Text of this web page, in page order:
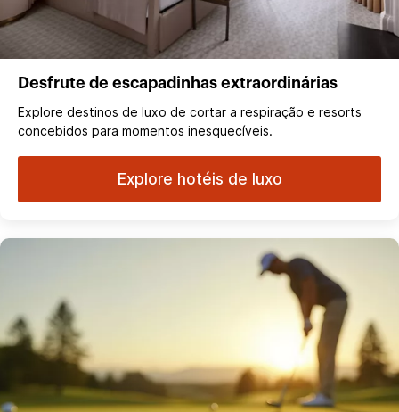
Desfrute de escapadinhas extraordinárias
Explore destinos de luxo de cortar a respiração e resorts
concebidos para momentos inesquecíveis.
Explore hotéis de luxo